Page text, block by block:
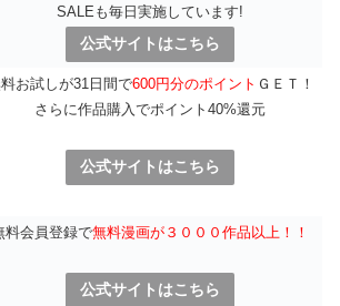
SALEも毎日実施しています!
公式サイトはこちら
お試しが31日間で600円分のポイント ＧＥＴ！
さらに作品購入でポイント40%還元
公式サイトはこちら
料会員登録で無料漫画が３０００作品以上！！
公式サイトはこちら